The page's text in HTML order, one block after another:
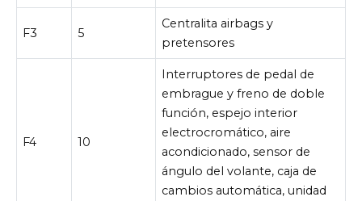
F3 5
Centralita airbags y
pretensores
F4 10
Interruptores de pedal de
embrague y freno de doble
función, espejo interior
electrocromático, aire
acondicionado, sensor de
ángulo del volante, caja de
cambios automática, unidad